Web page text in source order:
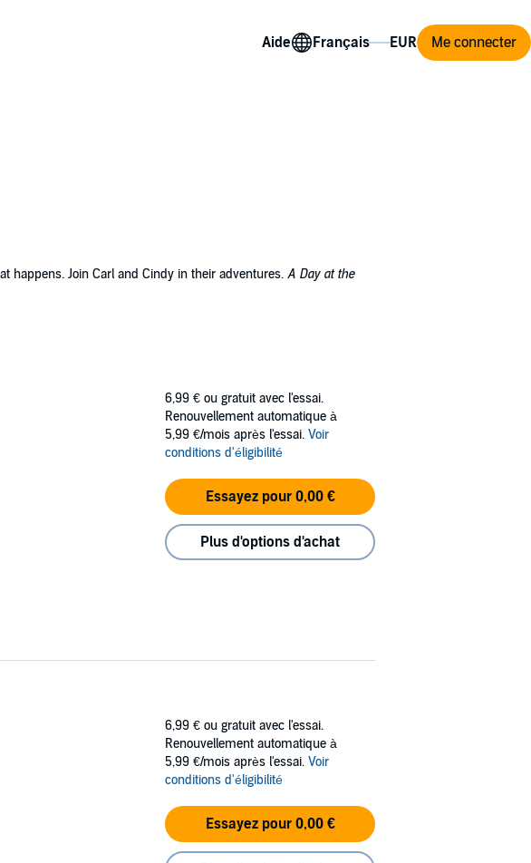
Aide Me connecter
happens. Join Carl and Cindy in their adventures. A Day at the
6,99 € ou gratuit avec l'essai.
Renouvellement automatique à
5,99 €/mois après l'essai. Voir
conditions d'éligibilité
Essayez pour 0,00 €
Plus d'options d'achat
6,99 € ou gratuit avec l'essai.
Renouvellement automatique à
5,99 €/mois après l'essai. Voir
conditions d'éligibilité
Essayez pour 0,00 €